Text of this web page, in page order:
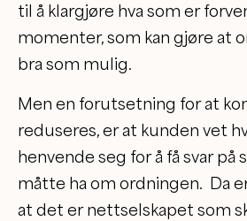
til å klargjøre hva som er
momenter, som kan gjøre at
bra som mulig.
Men en forutsetning for at
reduseres, er at kunden vet
henvende seg for å få svar på
måtte ha om ordningen. Da
at det er nettselskapet som